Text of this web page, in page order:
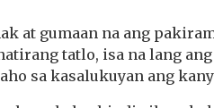
at gumaan na ang
tatlo, isa na lang
sa kasalukuyan ang